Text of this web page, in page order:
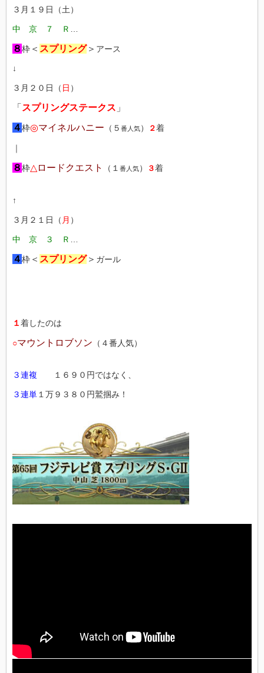
３月１９日（土）
中 京 ７ Ｒ …
８枠 ＜ スプリング＞ アース
↓
３月２０日（ 日 ）
「 スプリングステークス 」
４枠◎マイネルハニー （５ 番人気） ２着
｜
８枠△ ロードクエスト （１ 番人気） ３着
↑
３月２１日（ 月 ）
中 京 ３ Ｒ …
４枠 ＜ スプリング＞ ガール
１着したのは
○マウントロブソン （４番人気）
３連複 １６９０円ではなく、
３連単１万９３８０円鷲掴み！